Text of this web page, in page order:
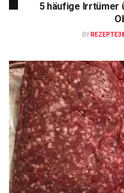
5 häufige Irrtümer
BY REZEPTE38